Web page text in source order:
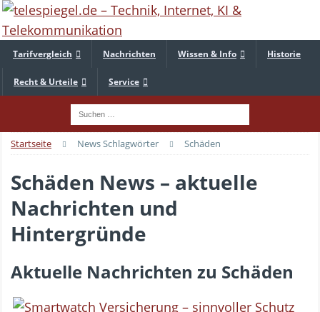
Tarifvergleich Nachrichten Wissen & Info Historie
Recht & Urteile Service
Startseite News Schlagwörter Schäden
Schäden News – aktuelle
Nachrichten und
Hintergründe
Aktuelle Nachrichten zu Schäden